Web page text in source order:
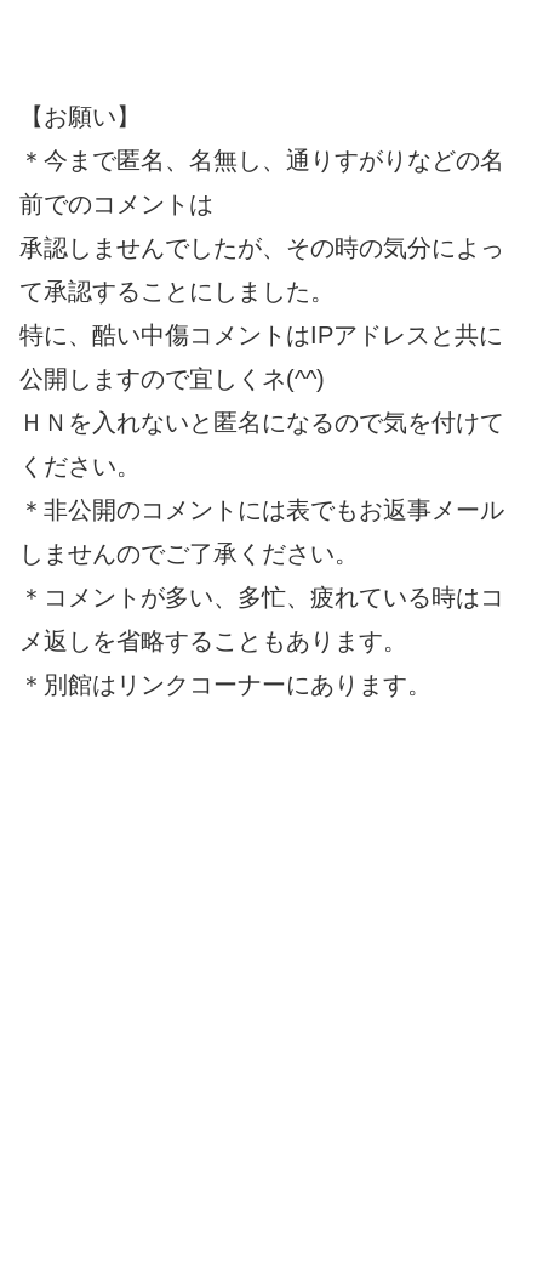
【お願い】
＊今まで匿名、名無し、通りすがりなどの名
前でのコメントは
承認しませんでしたが、その時の気分によっ
て承認することにしました。
特に、酷い中傷コメントはIPアドレスと共に
公開しますので宜しくネ(^^)
ＨＮを入れないと匿名になるので気を付けて
ください。
＊非公開のコメントには表でもお返事メール
しませんのでご了承ください。
＊コメントが多い、多忙、疲れている時はコ
メ返しを省略することもあります。
＊別館はリンクコーナーにあります。